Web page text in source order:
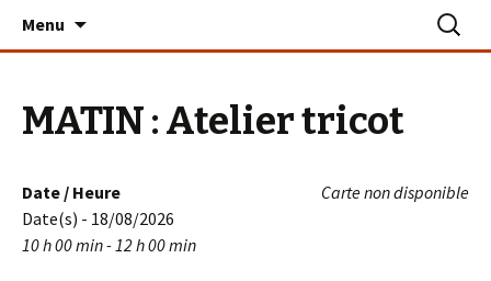
Le PLAN B – La Turballe
Menu
MATIN : Atelier tricot
Carte non disponible
Date / Heure
Date(s) - 18/08/2026
10 h 00 min - 12 h 00 min